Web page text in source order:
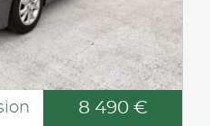
8 490 €